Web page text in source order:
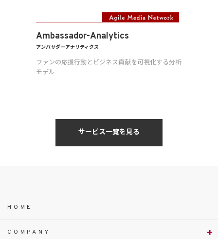
Ambassador-Analytics
アンバサダーアナリティクス
ファンの応援行動とビジネス貢献を可視化する分析
モデル
サービス一覧を見る
HOME
COMPANY